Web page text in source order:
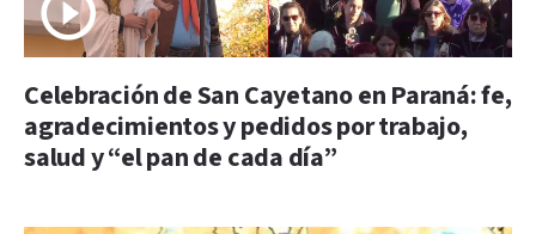
Celebración de San Cayetano en Paraná: fe,
agradecimientos y pedidos por trabajo,
salud y “el pan de cada día”